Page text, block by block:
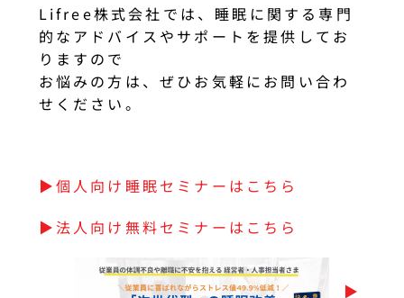
Lifree株式会社では、睡眠に関する専門
的なアドバイスやサポートを提供してお
りますので
お悩みの方は、ぜひお気軽にお問い合わ
せください。
▶︎個人向け睡眠セミナーはこちら
▶︎法人向け無料セミナーはこちら
▶︎